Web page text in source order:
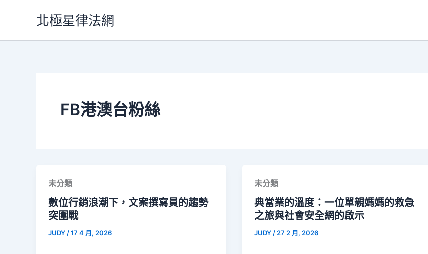
北極星律法網
FB港澳台粉絲
未分類
數位行銷浪潮下，文案撰寫員的趨勢
突圍戰
JUDY /17 4 月, 2026
未分類
典當業的溫度：一位單親媽媽的救急
之旅與社會安全網的啟示
JUDY / 27 2 月, 2026